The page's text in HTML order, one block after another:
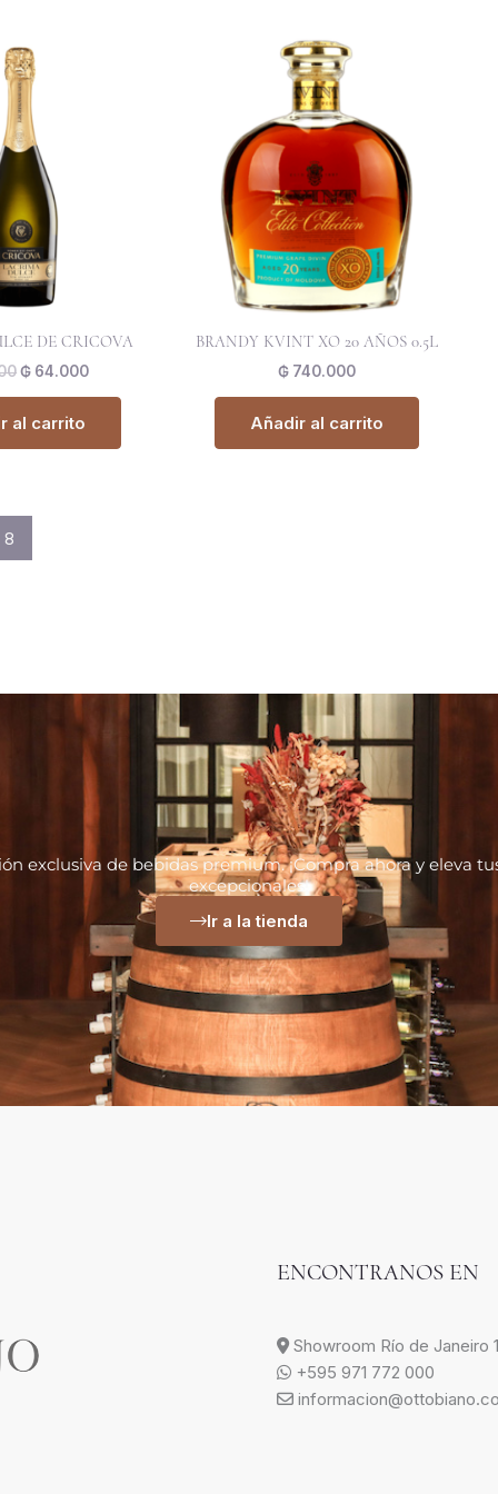
DE CRICOVA
El
precio
original
era:
₲ 86.000.
₲ 64.000
al carrito
BRANDY KVINT XO 20 AÑOS 0.5L
₲ 740.000
Añadir al carrito
8
exclusiva de bebidas premium. ¡Compra ahora y eleva
excepcionales!
Ir a la tienda
ENCONTRANOS EN
Showroom Río de Janeiro
+595 971 772 000